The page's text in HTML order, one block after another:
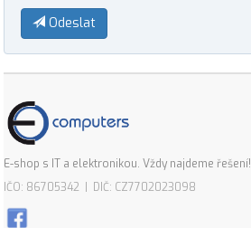
Odeslat
E-shop s IT a elektronikou. Vždy najdeme řešení!
IČO: 86705342 | DIČ: CZ7702023098